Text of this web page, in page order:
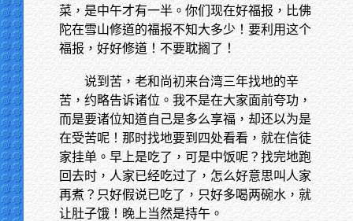
菜，是中午才有一半。你们现在好福报，比佛
陀在雪山修道的福报不知大多少！要利用这个
福报，好好修道！不要耽搁了！
说到苦，老和尚初来台湾三年找地的辛
苦，约略告诉诸位。我不是在大家面前夸功，
而是要诸位知道自己是多么享福，却还以为是
在受苦呢！那时找地要到四处看看，就在信徒
家挂单。早上是吃了，可是中饭呢？找完地跑
回去时，人家已经吃过了，怎么好意思叫人家
再煮？只好假说已吃了，只好多喝两碗水，就
让肚子饿！晚上当然是持午。